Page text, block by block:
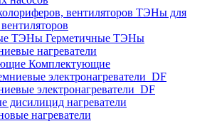
ТЭНы для
Герметичные ТЭНы
нагреватели
Комплектующие
электронагреватели_DF
дисилицид нагреватели
нагреватели